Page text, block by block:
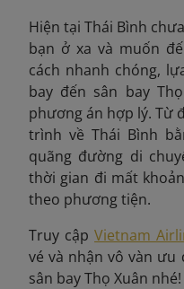
Hiện tại Thái Bình
bạn ở xa và muốn
cách nhanh chóng,
bay đến sân bay
phương án hợp lý. Từ
trình về Thái Bình
quãng đường di
thời gian đi mất
theo phương tiện.
Truy cậpVietnam
vé và nhận vô vàn ưu
sân bay Thọ Xuân nhé!